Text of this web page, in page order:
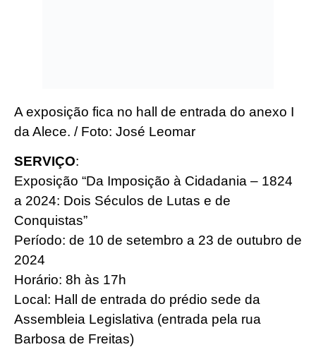
A exposição fica no hall de entrada do anexo I
da Alece. / Foto: José Leomar
SERVIÇO:
Exposição “Da Imposição à Cidadania – 1824
a 2024: Dois Séculos de Lutas e de
Conquistas”
Período: de 10 de setembro a 23 de outubro de
2024
Horário: 8h às 17h
Local: Hall de entrada do prédio sede da
Assembleia Legislativa (entrada pela rua
Barbosa de Freitas)